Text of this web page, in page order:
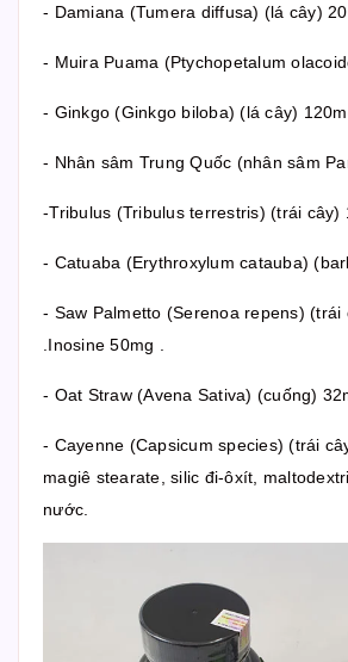
- Damiana (Tumera diffusa) (lá cây)
- Muira Puama (Ptychopetalum
- Ginkgo (Ginkgo biloba) (lá cây)
- Nhân sâm Trung Quốc (nhân sâm
-Tribulus (Tribulus terrestris) (trái cây)
- Catuaba (Erythroxylum catauba)
- Saw Palmetto (Serenoa repens) (trái
.Inosine 50mg .
- Oat Straw (Avena Sativa) (cuống)
- Cayenne (Capsicum species) (trái
magiê stearate, silic đi-ôxít,
nước.